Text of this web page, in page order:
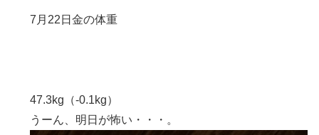
7月22日金の体重
47.3kg（-0.1kg）
うーん、明日が怖い・・・。